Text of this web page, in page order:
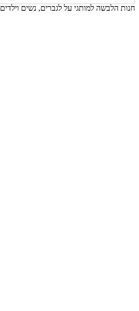
חנות הלבשה למותגי על לגברים, נשים וילדים